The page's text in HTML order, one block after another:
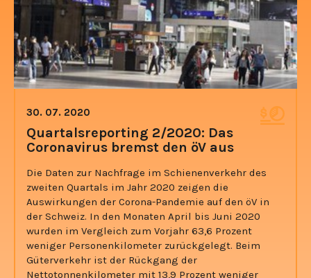
30. 07. 2020
Quartalsreporting 2/2020: Das
Coronavirus bremst den öV aus
Die Daten zur Nachfrage im Schienenverkehr des
zweiten Quartals im Jahr 2020 zeigen die
Auswirkungen der Corona-Pandemie auf den öV in
der Schweiz. In den Monaten April bis Juni 2020
wurden im Vergleich zum Vorjahr 63,6 Prozent
weniger Personenkilometer zurückgelegt. Beim
Güterverkehr ist der Rückgang der
Nettotonnenkilometer mit 13,9 Prozent weniger